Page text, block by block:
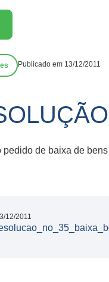
Publicado em 13/12/2011
pedido de baixa de
12/2011